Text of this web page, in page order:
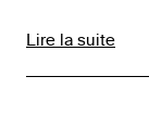
Lire la suite